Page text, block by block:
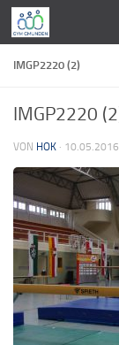
Zum Inhalt
IMGP2220 (2)
IMGP2220
VON HOK · 10.05.2016